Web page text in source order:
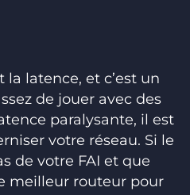
latence, et c’est un
de jouer avec des
paralysante, il est
votre réseau. Si le
de votre FAI et que
meilleur routeur pour